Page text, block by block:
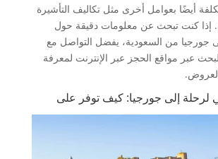
أيضًا بعوامل أخرى مثل تكاليف التأشيرة
إذا كنت تبحث عن معلومات دقيقة حول
جورجيا من السعودية، يفضل التواصل مع
عبر مواقع الحجز عبر الإنترنت لمعرفة
لرحلة إلى جورجيا: كيف توفر على